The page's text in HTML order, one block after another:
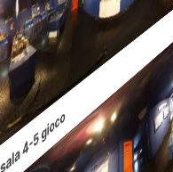
sala 4-5 gioco